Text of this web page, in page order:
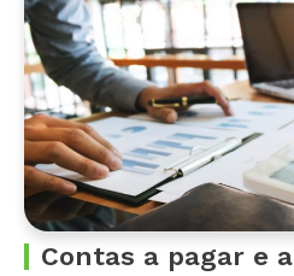
Contas a pagar e